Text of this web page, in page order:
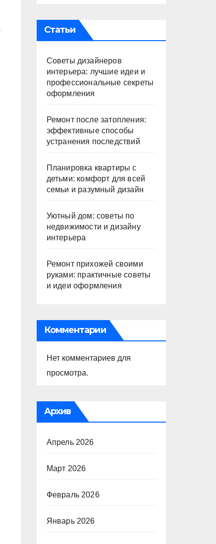
Статьи
Советы дизайнеров
интерьера: лучшие идеи и
профессиональные секреты
оформления
Ремонт после затопления:
эффективные способы
устранения последствий
Планировка квартиры с
детьми: комфорт для всей
семьи и разумный дизайн
Уютный дом: советы по
недвижимости и дизайну
интерьера
Ремонт прихожей своими
руками: практичные советы
и идеи оформления
Комментарии
Нет комментариев для
просмотра.
Архив
Апрель 2026
Март 2026
Февраль 2026
Январь 2026